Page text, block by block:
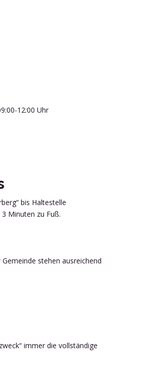
12:00 Uhr
bis Haltestelle
Minuten zu Fuß.
stehen ausreichend
immer die vollständige